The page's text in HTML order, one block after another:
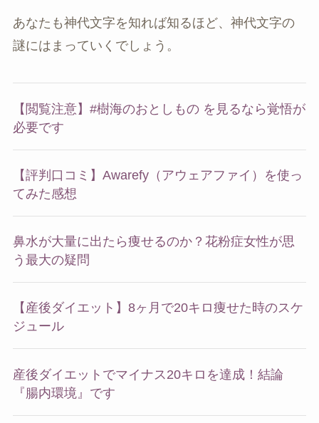
あなたも神代文字を知れば知るほど、神代文字の
謎にはまっていくでしょう。
【閲覧注意】#樹海のおとしもの を見るなら覚悟が
必要です
【評判口コミ】Awarefy（アウェアファイ）を使っ
てみた感想
鼻水が大量に出たら痩せるのか？花粉症女性が思
う最大の疑問
【産後ダイエット】8ヶ月で20キロ痩せた時のスケ
ジュール
産後ダイエットでマイナス20キロを達成！結論
『腸内環境』です